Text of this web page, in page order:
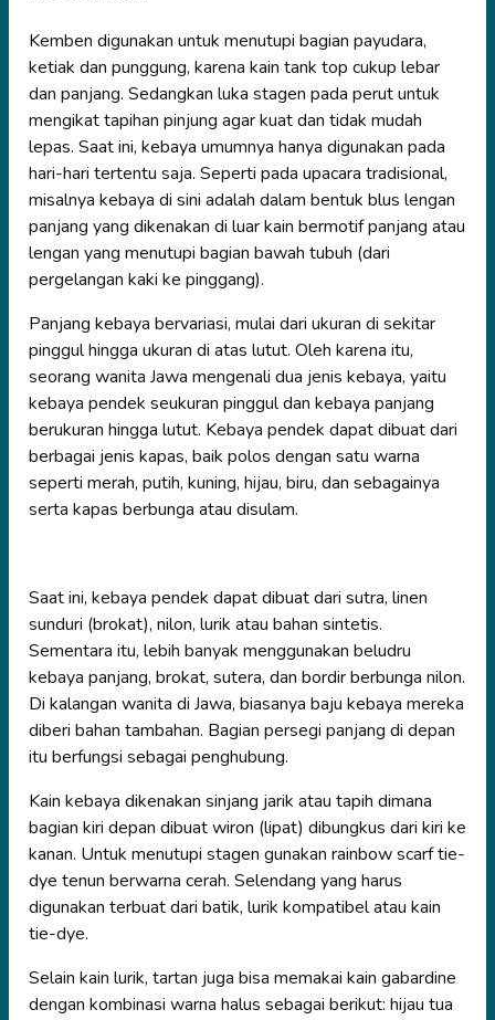
Kemben digunakan untuk menutupi bagian payudara,
ketiak dan punggung, karena kain tank top cukup lebar
dan panjang. Sedangkan luka stagen pada perut untuk
mengikat tapihan pinjung agar kuat dan tidak mudah
lepas. Saat ini, kebaya umumnya hanya digunakan pada
hari-hari tertentu saja. Seperti pada upacara tradisional,
misalnya kebaya di sini adalah dalam bentuk blus lengan
panjang yang dikenakan di luar kain bermotif panjang atau
lengan yang menutupi bagian bawah tubuh (dari
pergelangan kaki ke pinggang).
Panjang kebaya bervariasi, mulai dari ukuran di sekitar
pinggul hingga ukuran di atas lutut. Oleh karena itu,
seorang wanita Jawa mengenali dua jenis kebaya, yaitu
kebaya pendek seukuran pinggul dan kebaya panjang
berukuran hingga lutut. Kebaya pendek dapat dibuat dari
berbagai jenis kapas, baik polos dengan satu warna
seperti merah, putih, kuning, hijau, biru, dan sebagainya
serta kapas berbunga atau disulam.
Saat ini, kebaya pendek dapat dibuat dari sutra, linen
sunduri (brokat), nilon, lurik atau bahan sintetis.
Sementara itu, lebih banyak menggunakan beludru
kebaya panjang, brokat, sutera, dan bordir berbunga nilon.
Di kalangan wanita di Jawa, biasanya baju kebaya mereka
diberi bahan tambahan. Bagian persegi panjang di depan
itu berfungsi sebagai penghubung.
Kain kebaya dikenakan sinjang jarik atau tapih dimana
bagian kiri depan dibuat wiron (lipat) dibungkus dari kiri ke
kanan. Untuk menutupi stagen gunakan rainbow scarf tie-
dye tenun berwarna cerah. Selendang yang harus
digunakan terbuat dari batik, lurik kompatibel atau kain
tie-dye.
Selain kain lurik, tartan juga bisa memakai kain gabardine
dengan kombinasi warna halus sebagai berikut: hijau tua